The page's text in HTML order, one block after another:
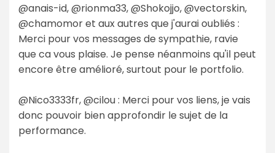
@anais-id, @rionma33, @Shokojjo, @vectorskin,
@chamomor et aux autres que j'aurai oubliés :
Merci pour vos messages de sympathie, ravie
que ca vous plaise. Je pense néanmoins qu'il peut
encore être amélioré, surtout pour le portfolio.
@Nico3333fr, @cilou : Merci pour vos liens, je vais
donc pouvoir bien approfondir le sujet de la
performance.